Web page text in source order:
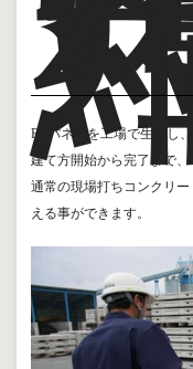
PCパネルを工場で生産し
建て方開始から完了まで、
通常の現場打ちコンクリ
える事ができます。